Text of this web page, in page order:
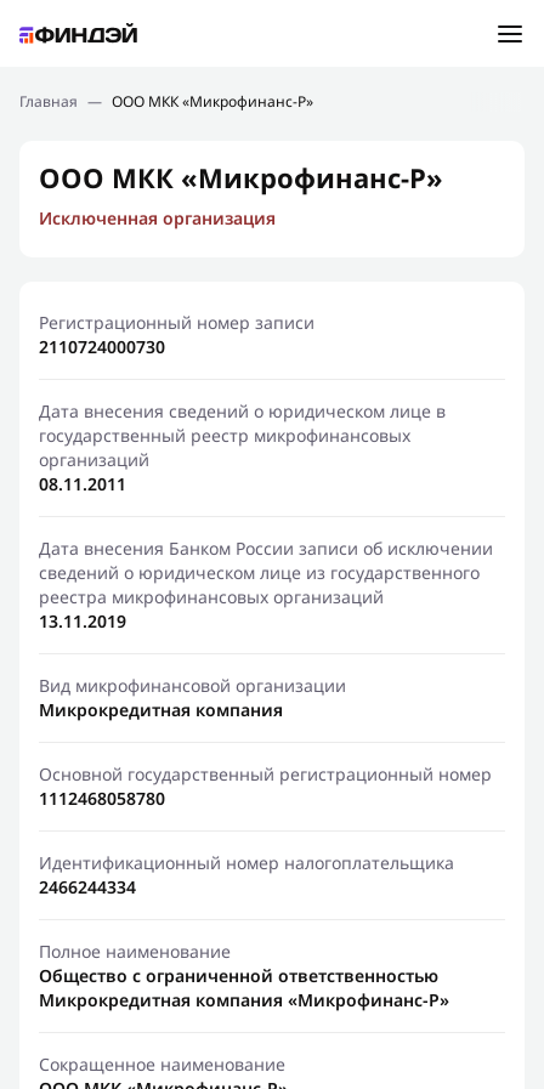
Подбор займа
Новости
Финансовое просвещение
Главная — ООО МКК «Микрофинанс-Р»
ООО МКК «Микрофинанс-Р»
Исключенная организация
Регистрационный номер записи
2110724000730
Дата внесения сведений о юридическом лице в
государственный реестр микрофинансовых
организаций
08.11.2011
Дата внесения Банком России записи об исключении
сведений о юридическом лице из государственного
реестра микрофинансовых организаций
13.11.2019
Вид микрофинансовой организации
Микрокредитная компания
Основной государственный регистрационный номер
1112468058780
Идентификационный номер налогоплательщика
2466244334
Полное наименование
Общество с ограниченной ответственностью
Микрокредитная компания «Микрофинанс-Р»
Сокращенное наименование
Ошибка:Контактная форма не найдена.
Спасибо, что написали нам
Мы свяжемся с Вами в ближайшее время и сообщим
результат
Отправить новый запрос